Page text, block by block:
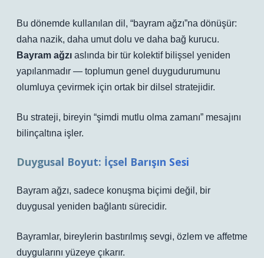
Bu dönemde kullanılan dil, “bayram ağzı”na dönüşür:
daha nazik, daha umut dolu ve daha bağ kurucu.
Bayram ağzı aslında bir tür kolektif bilişsel yeniden
yapılanmadır — toplumun genel duygudurumunu
olumluya çevirmek için ortak bir dilsel stratejidir.
Bu strateji, bireyin “şimdi mutlu olma zamanı” mesajını
bilinçaltına işler.
Duygusal Boyut: İçsel Barışın Sesi
Bayram ağzı, sadece konuşma biçimi değil, bir
duygusal yeniden bağlantı sürecidir.
Bayramlar, bireylerin bastırılmış sevgi, özlem ve affetme
duygularını yüzeye çıkarır.